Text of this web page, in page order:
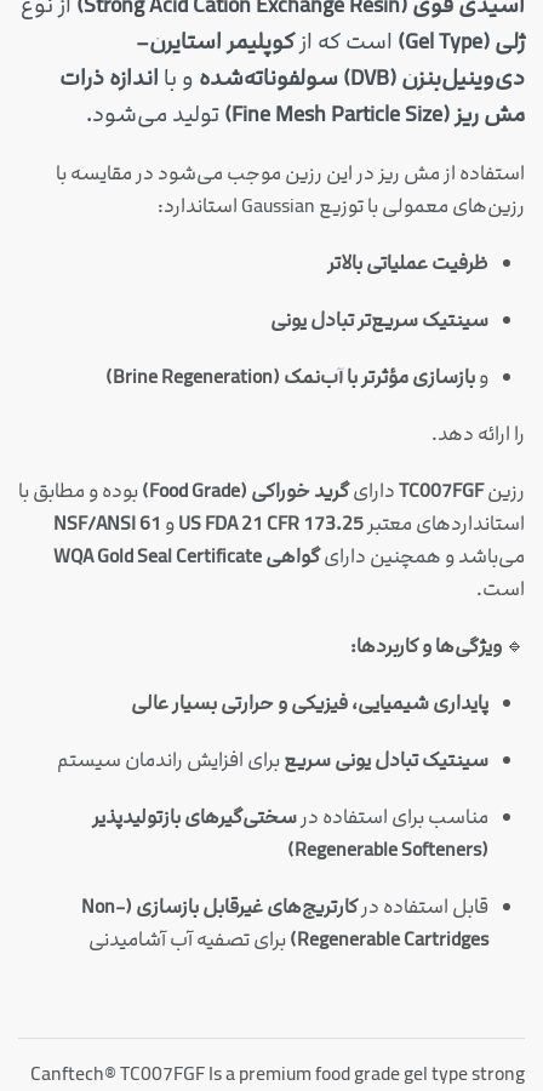
ژلی (Gel Type)
است که ازکوپلیمر استایرن–
دی‌وینیل‌بنزن (DVB) سولفوناته‌شده
و با اندازه ذرات
مش ریز (Fine Mesh Particle Size)
تولید می‌شود.
استفاده از مش ریز در این رزین موجب می‌شود در مقایسه با
رزین‌های معمولی با توزیع Gaussian استاندارد:
ظرفیت عملیاتی بالاتر
سینتیک سریع‌تر تبادل یونی
وبازسازی مؤثرتر با آب‌نمک (Brine Regeneration)
را ارائه دهد.
رزینTC007FGFدارایگرید خوراکی (Food Grade)
بوده و مطابق با
استانداردهای معتبر US FDA 21 CFR 173.25و NSF/ANSI 61
می‌باشد و همچنین دارایگواهی WQA Gold Seal Certificate
است.
🔹 ویژگی‌ها و کاربردها:
پایداری شیمیایی، فیزیکی و حرارتی بسیار عالی
سینتیک تبادل یونی سریعبرای افزایش راندمان سیستم
مناسب برای استفاده در سختی‌گیرهای بازتولیدپذیر
(Regenerable Softeners)
قابل استفاده در
کارتریج‌های غیرقابل بازسازی (Non-
Regenerable Cartridges) برای تصفیه آب آشامیدنی
Canftech® TC007FGF Is a premium food grade gel type strong